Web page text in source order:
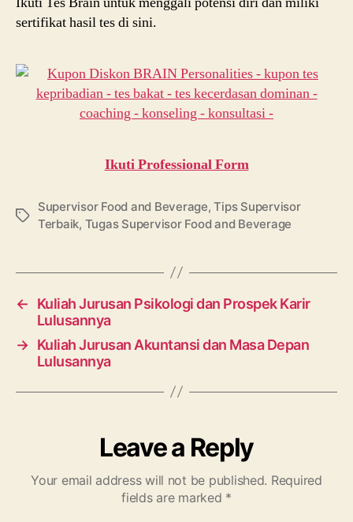
sertifikat hasil tes di sini.
Ikuti Professional Form
Tags
Supervisor Food and Beverage,Tips Supervisor
Terbaik, Tugas Supervisor Food and Beverage
←
Kuliah Jurusan Psikologi dan Prospek Karir
Lulusannya
→ Kuliah Jurusan Akuntansi dan Masa Depan
Lulusannya
Leave a Reply
Your email address will not be published. Required
fields are marked *